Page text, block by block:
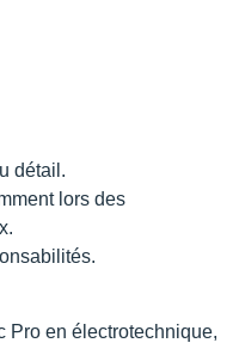
détail.
lors des
Pro en électrotechnique,